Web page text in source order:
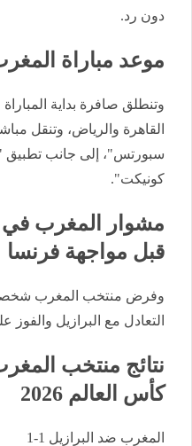
دون رد.
موعد مباراة
القاهرة والرياض، وتنقل
كونيكت".
قبل مواجهة فرنسا
وفرض منتخب المغرب
التعادل مع البرازيل والفوز
نتائج منتخب
كأس العالم 2026
المغرب ضد البرازيل 1-1